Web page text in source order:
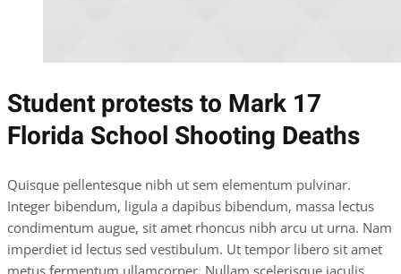
Student protests to Mark 17
Florida School Shooting Deaths
Quisque pellentesque nibh ut sem elementum pulvinar.
Integer bibendum, ligula a dapibus bibendum, massa lectus
condimentum augue, sit amet rhoncus nibh arcu ut urna. Nam
imperdiet id lectus sed vestibulum. Ut tempor libero sit amet